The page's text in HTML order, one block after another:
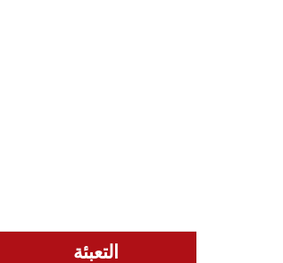
التعبئة